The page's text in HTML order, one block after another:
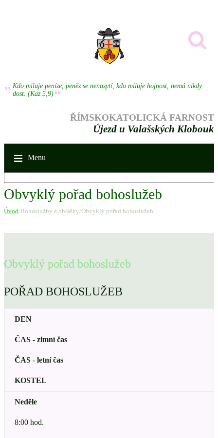
Kdo miluje peníze, peněz se nenasytí, kdo miluje hojnost, nemá nikdy
dost. (Kaz 5,9)
ŘÍMSKOKATOLICKÁ FARNOST
Újezd u Valašských Klobouk
Menu
Obvyklý pořad bohoslužeb
Úvod/Bohoslužby a ohlášky/Obvyklý pořad bohoslužeb
Obvyklý pořad bohoslužeb
POŘAD BOHOSLUŽEB
DEN
ČAS - zimní čas
ČAS - letní čas
KOSTEL
Neděle
8:00 hod.